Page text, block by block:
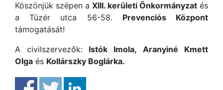
Köszönjük szépen a XIII. kerületi Önkormányzat és
a Tüzér utca 56-58. Prevenciós Központ
támogatását!
A civilszervezők: Istók Imola,
Aranyiné Kmett
Olga és Kollárszky Boglárka.